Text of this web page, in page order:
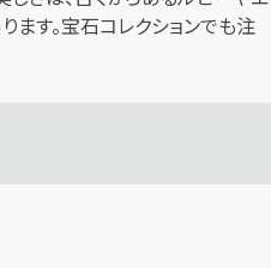
ます。宝石コレクションでも注